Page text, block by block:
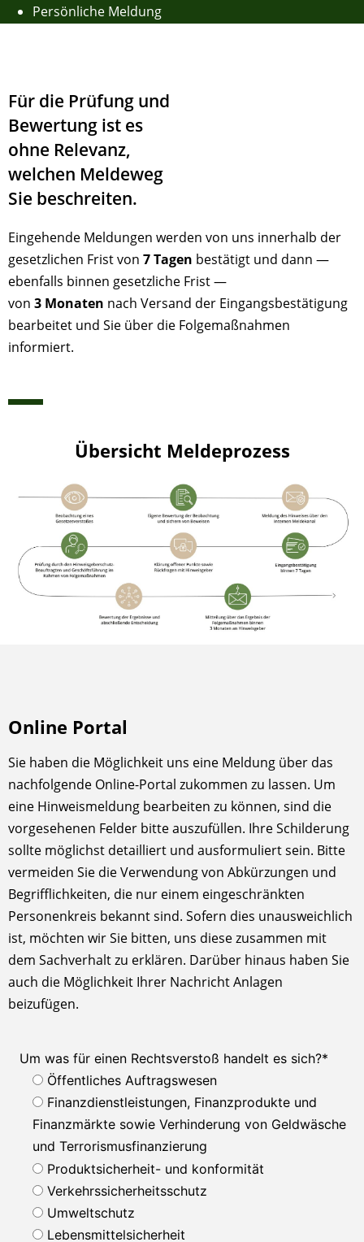
Persönliche Meldung
Für die Prüfung und
Bewertung ist es
ohne Relevanz,
welchen Meldeweg
Sie beschreiten.
Eingehende Meldungen werden von uns innerhalb der
gesetzlichen Frist von 7 Tagen bestätigt und dann —
ebenfalls binnen gesetzliche Frist —
von 3 Monaten nach Versand der Eingangsbestätigung
bearbeitet und Sie über die Folgemaßnahmen
informiert.
Übersicht Meldeprozess
Online Portal
Sie haben die Möglichkeit uns eine Meldung über das
nachfolgende Online-Portal zukommen zu lassen. Um
eine Hinweismeldung bearbeiten zu können, sind die
vorgesehenen Felder bitte auszufüllen. Ihre Schilderung
sollte möglichst detailliert und ausformuliert sein. Bitte
vermeiden Sie die Verwendung von Abkürzungen und
Begrifflichkeiten, die nur einem eingeschränkten
Personenkreis bekannt sind. Sofern dies unausweichlich
ist, möchten wir Sie bitten, uns diese zusammen mit
dem Sachverhalt zu erklären. Darüber hinaus haben Sie
auch die Möglichkeit Ihrer Nachricht Anlagen
beizufügen.
Um was für einen Rechtsverstoß handelt es sich?*
Öffentliches Auftragswesen
Finanzdienstleistungen, Finanzprodukte und
Finanzmärkte sowie Verhinderung von Geldwäsche
und Terrorismusfinanzierung
Produktsicherheit- und konformität
Verkehrssicherheitsschutz
Umweltschutz
Lebensmittelsicherheit